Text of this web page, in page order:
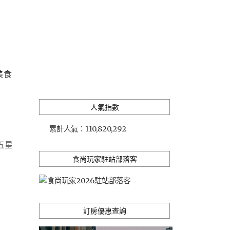
食
星
人氣指數
累計人氣： 110,820,292
食尚玩家駐站部落客
訂房優惠查詢